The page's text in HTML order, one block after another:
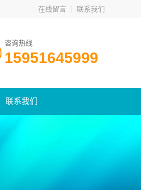
在线留言 联系我们
咨询热线
15951645999
联系我们